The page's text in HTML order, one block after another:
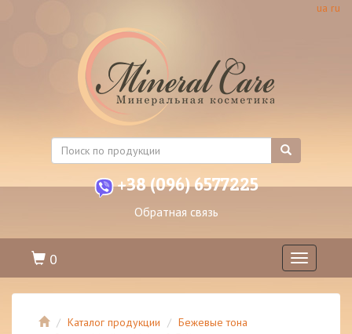
ua ru
+38 (096) 6577225
Обратная связь
Toggle
navigation
0
Каталог продукции
Бежевые тона